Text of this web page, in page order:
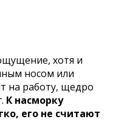
хотя и
носом или
на работу, щедро
К насморку
его не считают